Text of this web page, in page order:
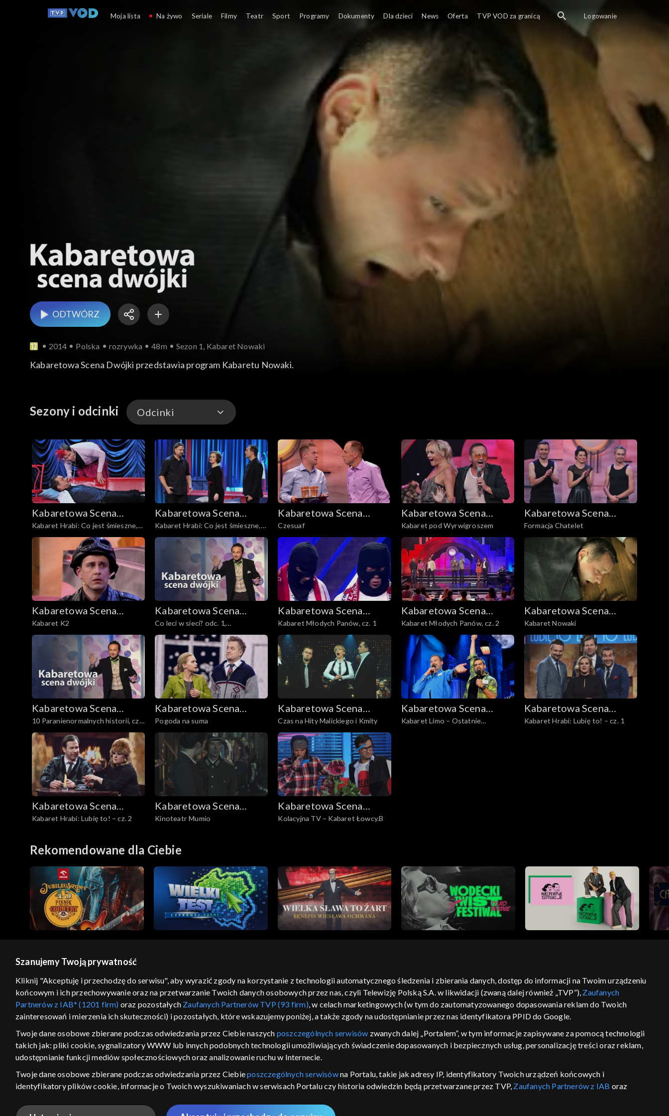
ODTWÓRZ
2014 Polska rozrywka 48m Sezon 1, Kabaret Nowaki
Kabaretowa Scena Dwójki przedstawia program Kabaretu Nowaki.
Sezony i odcinki Odcinki
Odcinki
Kabaretowa Scena
Dwójki
Kabaret Hrabi: Co jest śmieszne,
cz. 1
Kabaretowa Scena
Dwójki
Kabaret Hrabi: Co jest śmieszne,
cz. 2
Kabaretowa Scena
Dwójki
Czesuaf
Kabaretowa Scena
Dwójki
Kabaret pod Wyrwigroszem
Kabaretowa Scena
Dwójki
Formacja Chatelet
Kabaretowa Scena
Dwójki
Kabaret K2
Kabaretowa Scena
Dwójki
Co leci w sieci? odc. 1,
Poświęcenie
Kabaretowa Scena
Dwójki
Kabaret Młodych Panów, cz. 1
Kabaretowa Scena
Dwójki
Kabaret Młodych Panów, cz. 2
Kabaretowa Scena
Dwójki
Kabaret Nowaki
Kabaretowa Scena
Dwójki
10 Paranienormalnych historii, cz.
1
Kabaretowa Scena
Dwójki
Pogoda na suma
Kabaretowa Scena
Dwójki
Czas na Hity Malickiego i Kmity
Kabaretowa Scena
Dwójki
Kabaret Limo – Ostatnie
Kabaretowa Scena
Dwójki
Kabaret Hrabi: Lubię to! – cz. 1
Kabaretowa Scena
Dwójki
Kabaret Hrabi: Lubię to! – cz. 2
Kabaretowa Scena
Dwójki
Kinoteatr Mumio
Kabaretowa Scena
Dwójki
Kolacyjna TV – Kabaret Łowcy.B
Rekomendowane dla Ciebie
GEOLOKALIZACJA
ŁĄCZYSZ SIĘ SPOZA POLSKI
Kraj, z którego się łączysz, to Stany Zjednoczone ,
w związku z czym część tytułów na platformie TVP
materiały możesz obejrzeć.
regulamin serwisu cennik polityka prywatności moje zgody pomoc kontakt voucher dostępność informacje o dostawcy usług
Moja lista Na żywo Seriale Filmy Teatr Sport Programy Dokumenty Dla dzieci News Oferta TVP VOD za granicą Logowanie
Szanujemy Twoją prywatność
Kliknij "Akceptuję i przechodzę do serwisu", aby wyrazić zgody na korzystanie z technologii automatycznego śledzenia i zbierania danych, dostęp do informacji na Twoim urządzeniu
końcowym i ich przechowywanie oraz na przetwarzanie Twoich danych osobowych przez nas, czyli Telewizję Polską S.A. w likwidacji (zwaną dalej również „TVP”), Zaufanych
Partnerów z IAB* (1201 firm) oraz pozostałych Zaufanych Partnerów TVP (93 firm), w celach marketingowych (w tym do zautomatyzowanego dopasowania reklam do Twoich
zainteresowań i mierzenia ich skuteczności) i pozostałych, które wskazujemy poniżej, a także zgody na udostępnianie przez nas identyfikatora PPID do Google.
Twoje dane osobowe zbierane podczas odwiedzania przez Ciebie naszych poszczególnych serwisów zwanych dalej „Portalem”, w tym informacje zapisywane za pomocą technologii
takich jak: pliki cookie, sygnalizatory WWW lub innych podobnych technologii umożliwiających świadczenie dopasowanych i bezpiecznych usług, personalizację treści oraz reklam,
udostępnianie funkcji mediów społecznościowych oraz analizowanie ruchu w Internecie.
Twoje dane osobowe zbierane podczas odwiedzania przez Ciebieposzczególnych serwisówna Portalu, takie jak adresy IP, identyfikatory Twoich urządzeń końcowych i
identyfikatory plików cookie, informacje o Twoich wyszukiwaniach w serwisach Portalu czy historia odwiedzin będą przetwarzane przez TVP, Zaufanych Partnerów z IAB oraz
wyboru spersonalizowanych reklam, tworzenia profilu spersonalizowanych reklam, tworzenia profilu spersonalizowanych treści, wyboru spersonalizowanych treści, pomiaru